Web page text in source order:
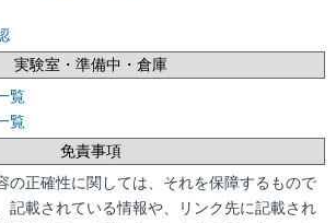
実験室・準備中・倉庫
覧
覧
免責事項
の正確性に関しては、それを保障するもので
記載されている情報や、リンク先に記載され